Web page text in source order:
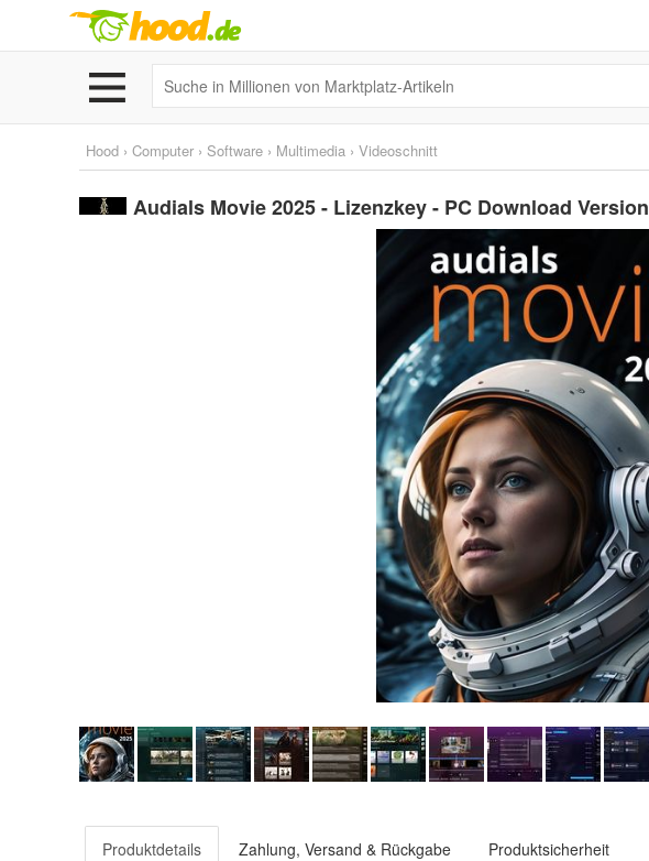
Hood › Computer › Software › Multimedia › Videoschnitt
Audials Movie 2025 - Lizenzkey - PC Download Version
Produktdetails Zahlung, Versand & Rückgabe Produktsicherheit